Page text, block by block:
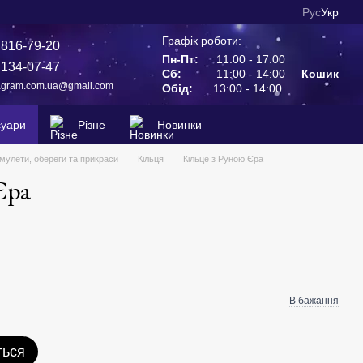
РусУкр
79-20
07-47
Графік роботи:
Пн-Пт:
11:00 - 17:00
Сб:
11:00 - 14:00
Обід:
13:00 - 14:00
Кошик
Різне Новинки
обереги та прикраси Кільця Кільце з Руною Єра
В бажання